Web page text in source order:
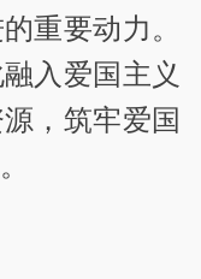
重要动力。
入爱国主义
，筑牢爱国